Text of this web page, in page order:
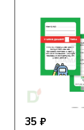
35 ₽